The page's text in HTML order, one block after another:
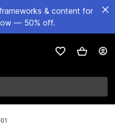
& content for
— 50% off.